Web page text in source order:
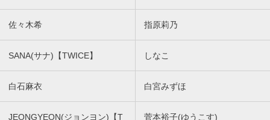
佐々木希 指原莉乃
SANA(サナ)【TWICE】 しなこ
白石麻衣 白宮みずほ
JEONGYEON(ジョンヨン)【T
菅本裕子(ゆうこす)